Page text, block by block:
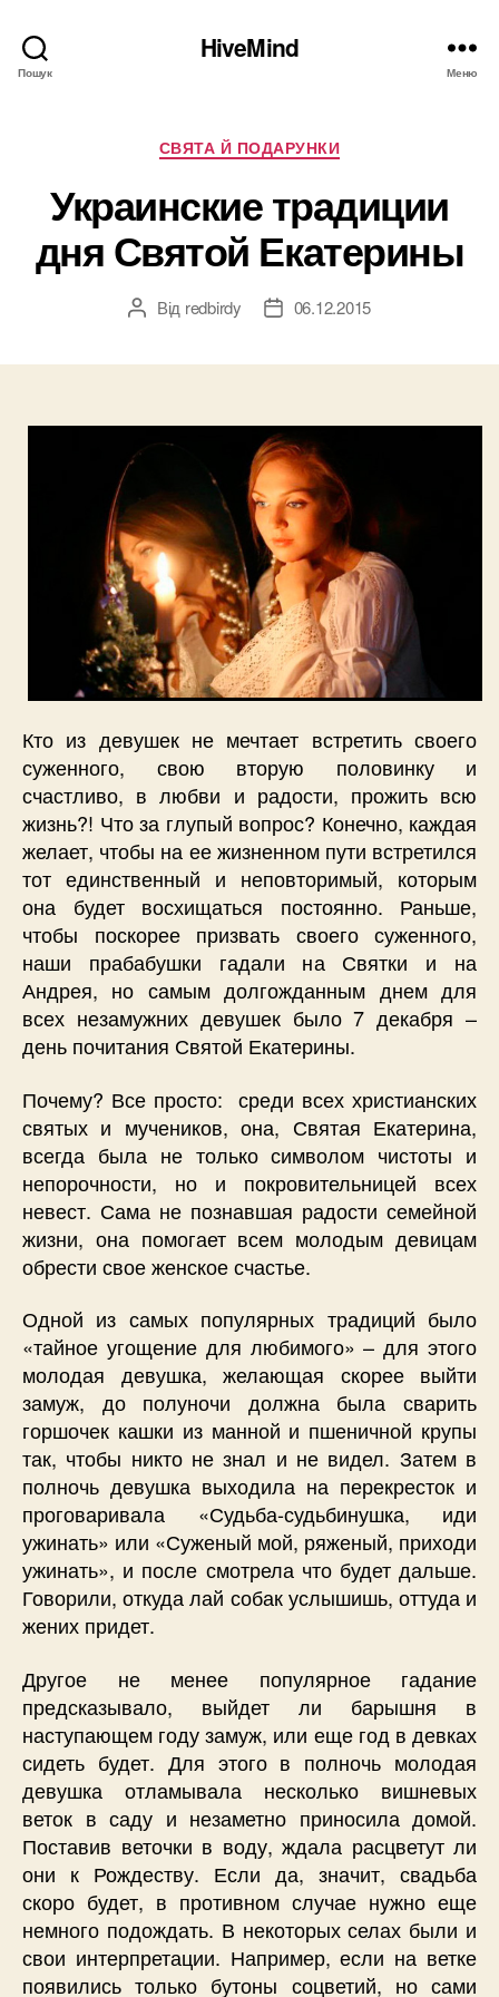
Пошук
HiveMind
Меню
Категорії
СВЯТА Й ПОДАРУНКИ
Украинские традиции
дня Святой Екатерины
Автор
Від redbirdy
Дата06.12.2015
Кто из девушек не мечтает встретить своего
суженного, свою вторую половинку и
счастливо, в любви и радости, прожить всю
жизнь?! Что за глупый вопрос? Конечно, каждая
желает, чтобы на ее жизненном пути встретился
тот единственный и неповторимый, которым
она будет восхищаться постоянно. Раньше,
чтобы поскорее призвать своего суженного,
наши прабабушки гадали на Святки и на
Андрея, но самым долгожданным днем для
всех незамужних девушек было 7 декабря –
день почитания Святой Екатерины.
Почему? Все просто: среди всех христианских
святых и мучеников, она, Святая Екатерина,
всегда была не только символом чистоты и
непорочности, но и покровительницей всех
невест. Сама не познавшая радости семейной
жизни, она помогает всем молодым девицам
обрести свое женское счастье.
Одной из самых популярных традиций было
«тайное угощение для любимого» – для этого
молодая девушка, желающая скорее выйти
замуж, до полуночи должна была сварить
горшочек кашки из манной и пшеничной крупы
так, чтобы никто не знал и не видел. Затем в
полночь девушка выходила на перекресток и
проговаривала «Судьба-судьбинушка, иди
ужинать» или «Суженый мой, ряженый, приходи
ужинать», и после смотрела что будет дальше.
Говорили, откуда лай собак услышишь, оттуда и
жених придет.
Другое не менее популярное гадание
предсказывало, выйдет ли барышня в
наступающем году замуж, или еще год в девках
сидеть будет. Для этого в полночь молодая
девушка отламывала несколько вишневых
веток в саду и незаметно приносила домой.
Поставив веточки в воду, ждала расцветут ли
они к Рождеству. Если да, значит, свадьба
скоро будет, в противном случае нужно еще
немного подождать. В некоторых селах были и
свои интерпретации. Например, если на ветке
появились только бутоны соцветий, но сами